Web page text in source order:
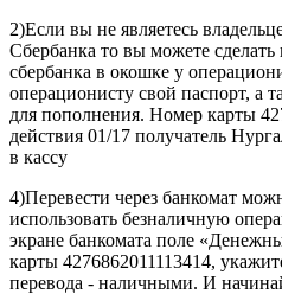
2)Если вы не являетесь
Сбербанка то вы можете сделать
сбербанка в окошке у
операционисту свой паспорт, а
для пополнения. Номер карты
действия 01/17 получатель
в кассу
4)Перевести через банкомат
использовать безналичную
экране банкомата поле
карты 4276862011113414,
перевода - наличными. И